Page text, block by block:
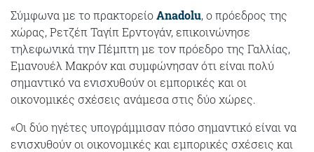
Σύμφωνα με το πρακτορείοAnadolu, ο πρόεδρος της
χώρας, Ρετζέπ Ταγίπ Ερντογάν, επικοινώνησε
τηλεφωνικά την Πέμπτη με τον πρόεδρο της Γαλλίας,
Εμανουέλ Μακρόν και συμφώνησαν ότι είναι πολύ
σημαντικό να ενισχυθούν οι εμπορικές και οι
οικονομικές σχέσεις ανάμεσα στις δύο χώρες.
«Οι δύο ηγέτες υπογράμμισαν πόσο σημαντικό είναι να
ενισχυθούν οι οικονομικές και εμπορικές σχέσεις και